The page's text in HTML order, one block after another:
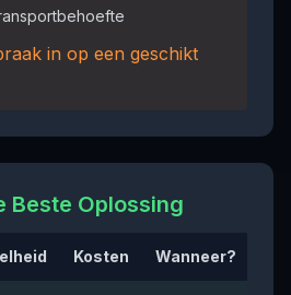
in op een geschikt
Beste Oplossing
Kosten Wanneer?